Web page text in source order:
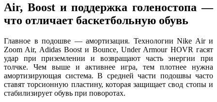
Air, Boost и поддержка голеностопа —
что отличает баскетбольную обувь
Главное в подошве — амортизация. Технологии Nike Air и
Zoom Air, Adidas Boost и Bounce, Under Armour HOVR гасят
удар при приземлении и возвращают часть энергии при
толчке. Чем выше и активнее игра, тем плотнее нужна
амортизирующая система. В средней части подошвы часто
ставят торсионную пластину, которая защищает свод стопы и
стабилизирует обувь при поворотах.